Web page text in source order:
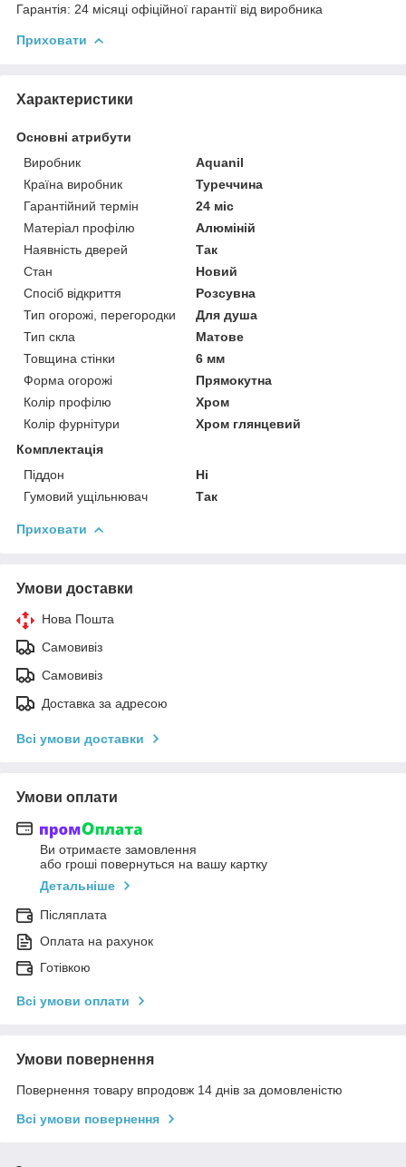
Гарантія: 24 місяці офіційної гарантії від виробника
Приховати
Характеристики
Основні атрибути
Виробник
Aquanil
Країна виробник
Туреччина
Гарантійний термін
24 міс
Матеріал профілю
Алюміній
Наявність дверей
Так
Стан
Новий
Спосіб відкриття
Розсувна
Тип огорожі, перегородки
Для душа
Тип скла
Матове
Товщина стінки
6 мм
Форма огорожі
Прямокутна
Колір профілю
Хром
Колір фурнітури
Хром глянцевий
Комплектація
Піддон
Ні
Гумовий ущільнювач
Так
Приховати
Умови доставки
Нова Пошта
Самовивіз
Самовивіз
Доставка за адресою
Всі умови доставки
Умови оплати
Ви отримаєте замовлення
або гроші повернуться на вашу картку
Детальніше
Післяплата
Оплата на рахунок
Готівкою
Всі умови оплати
Умови повернення
Повернення товару впродовж 14 днів за домовленістю
Всі умови повернення